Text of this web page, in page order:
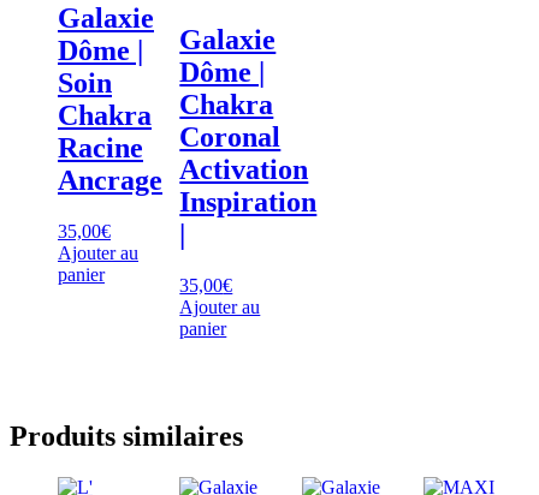
Galaxie
Dôme |
Soin
Chakra
Racine
Ancrage
35,00€
Ajouter au
panier
Galaxie
Dôme |
Chakra
Coronal
Activation
Inspiration
|
35,00€
Ajouter au
panier
Produits similaires